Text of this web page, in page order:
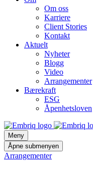
Om oss
Karriere
Client Stories
Kontakt
Aktuelt
Nyheter
Blogg
Video
Arrangementer
Bærekraft
ESG
Åpenhetsloven
Meny
Åpne submenyen
Arrangementer